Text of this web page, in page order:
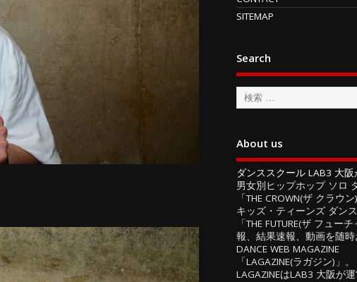
SITEMAP
Search
About us
ダンススクール LAB3 大阪
男女別ヒップホップ ソロ
「THE CROWN(ザ クラウン)
キッズ・ティーンズ ダン
「THE FUTURE(ザ フュー
報、結果速報、動画を随時
DANCE WEB MAGAZINE
「LAGAZINE(ラガジン)」。
LAGAZINEはLAB3 大阪が